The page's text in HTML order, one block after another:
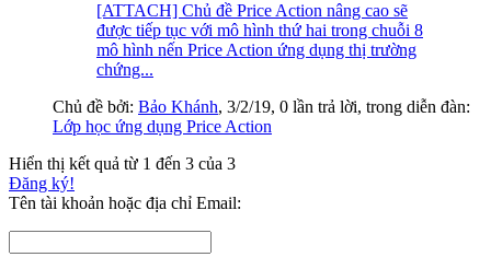
[ATTACH] Chủ đề Price Action nâng cao sẽ
được tiếp tục với mô hình thứ hai trong chuỗi 8
mô hình nến Price Action ứng dụng thị trường
chứng...
Chủ đề bởi: Bảo Khánh, 3/2/19, 0 lần trả lời, trong diễn đàn:
Lớp học ứng dụng Price Action
Hiển thị kết quả từ 1 đến 3 của 3
Đăng ký!
Tên tài khoản hoặc địa chỉ Email: